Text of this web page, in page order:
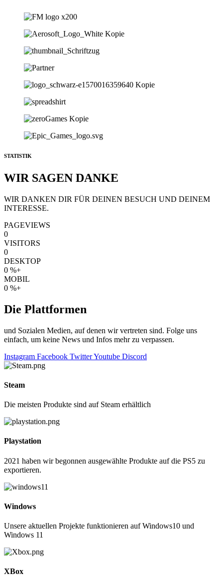
STATISTIK
WIR SAGEN DANKE
WIR DANKEN DIR FÜR DEINEN BESUCH UND DEINEM
INTERESSE.
PAGEVIEWS
0
VISITORS
0
DESKTOP
0 %+
MOBIL
0 %+
Die Plattformen
und Sozialen Medien, auf denen wir vertreten sind. Folge uns
einfach, um keine News und Infos mehr zu verpassen.
Instagram Facebook TwitterYoutube Discord
Steam
Die meisten Produkte sind auf Steam erhältlich
Playstation
2021 haben wir begonnen ausgewählte Produkte auf die PS5 zu
exportieren.
Windows
Unsere aktuellen Projekte funktionieren auf Windows10 und
Windows 11
XBox